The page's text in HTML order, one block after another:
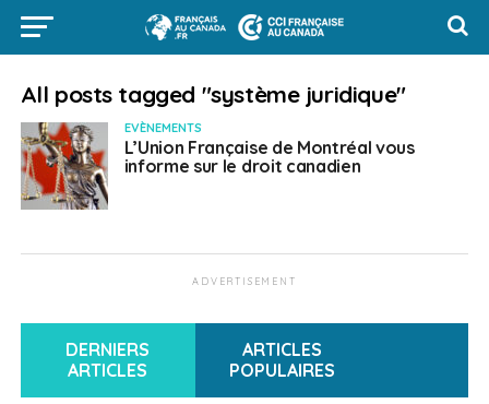
All posts tagged "système juridique"
EVÈNEMENTS
L’Union Française de Montréal vous
informe sur le droit canadien
ADVERTISEMENT
DERNIERS
ARTICLES
ARTICLES
POPULAIRES